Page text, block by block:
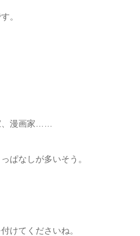
。
、漫画家……
ぱなしが多いそう。
けてくださいね。